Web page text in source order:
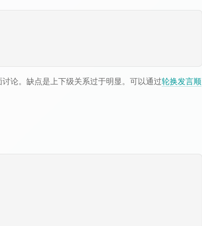
论。缺点是上下级关系过于明显。可以通过轮换发言顺